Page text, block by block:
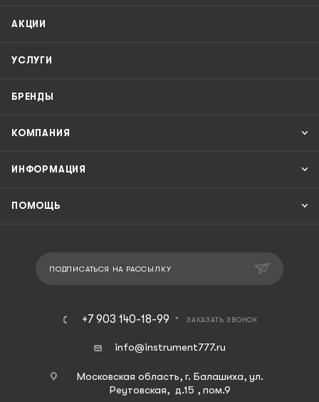
АКЦИИ
УСЛУГИ
БРЕНДЫ
КОМПАНИЯ
ИНФОРМАЦИЯ
ПОМОЩЬ
ПОДПИСАТЬСЯ НА РАССЫЛКУ
+7 903 140-18-99 ЗАКАЗАТЬ ЗВОНОК
info@instrument777.ru
Московская область, г. Балашиха, ул.
Реутовская, д.15 , пом.9